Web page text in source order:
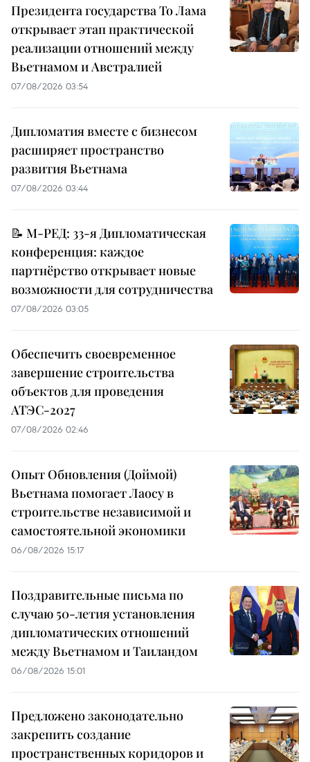
Президента государства То Лама
открывает этап практической
реализации отношений между
Вьетнамом и Австралией
07/08/2026 03:54
Дипломатия вместе с бизнесом
расширяет пространство
развития Вьетнама
07/08/2026 03:44
📝 М-РЕД: 33-я Дипломатическая
конференция: каждое
партнёрство открывает новые
возможности для сотрудничества
07/08/2026 03:05
Обеспечить своевременное
завершение строительства
объектов для проведения
АТЭС-2027
07/08/2026 02:46
Опыт Обновления (Доймой)
Вьетнама помогает Лаосу в
строительстве независимой и
самостоятельной экономики
06/08/2026 15:17
Поздравительные письма по
случаю 50-летия установления
дипломатических отношений
между Вьетнамом и Таиландом
06/08/2026 15:01
Предложено законодательно
закрепить создание
пространственных коридоров и